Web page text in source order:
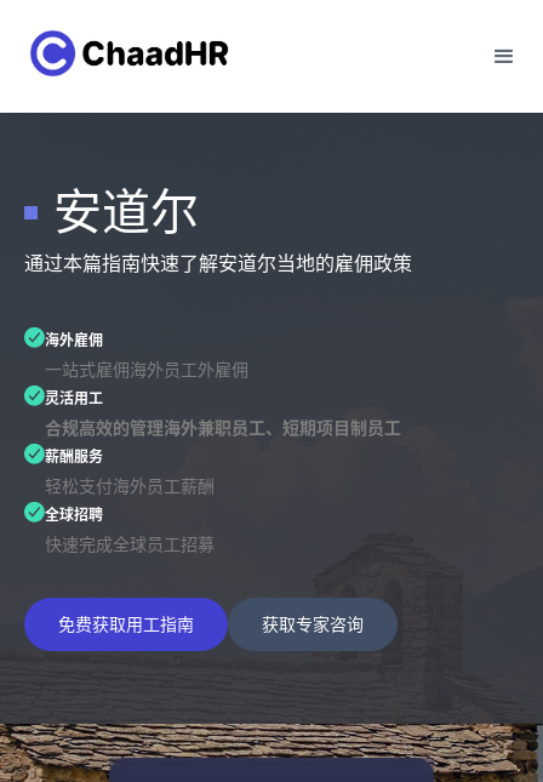
安道尔
通过本篇指南快速了解安道尔当地的雇佣政策
海外雇佣
一站式雇佣海外员工外雇佣
灵活用工
合规高效的管理海外兼职员工、短期项目制员工
薪酬服务
轻松支付海外员工薪酬
全球招聘
快速完成全球员工招募
免费获取用工指南 获取专家咨询